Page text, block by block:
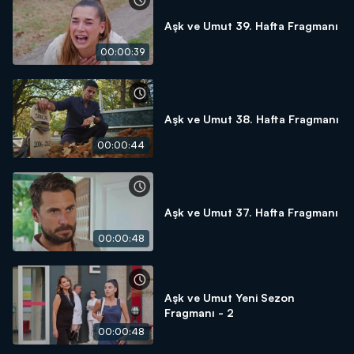
00:00:39
Aşk ve Umut 39. Hafta Fragmanı
00:00:44
Aşk ve Umut 38. Hafta Fragmanı
00:00:48
Aşk ve Umut 37. Hafta Fragmanı
00:00:48
Aşk ve Umut Yeni Sezon
Fragmanı - 2